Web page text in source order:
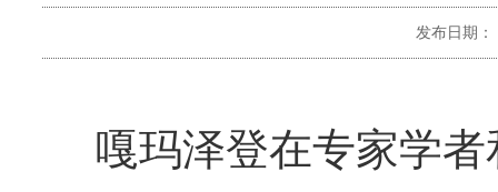
发布日期：
嘎玛泽登在专家学